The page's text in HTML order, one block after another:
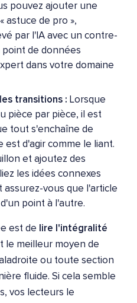
pouvez ajouter une
astuce de pro »,
par l'IA avec un contre-
de données
dans votre domaine
transitions : Lorsque
pièce par pièce, il est
tout s'enchaîne de
est d'agir comme le liant.
et ajoutez des
les idées connexes
vous que l'article
point à l'autre.
est de lire l'intégralité
le meilleur moyen de
ou toute section
fluide. Si cela semble
vos lecteurs le